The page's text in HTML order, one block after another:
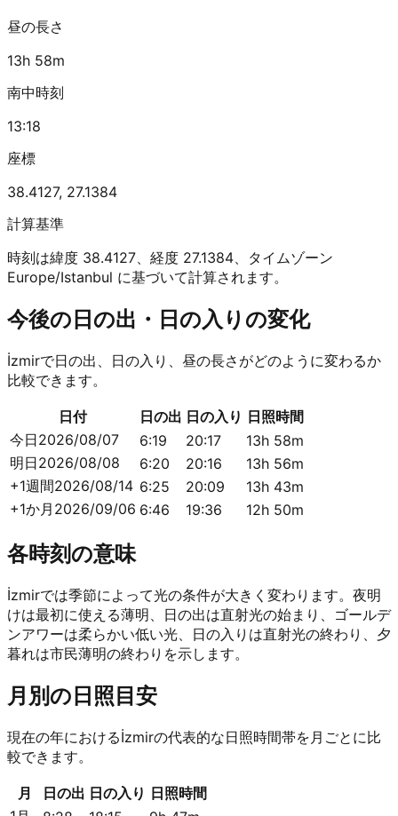
昼の長さ
13h 58m
南中時刻
13:18
座標
38.4127, 27.1384
計算基準
時刻は緯度 38.4127、経度 27.1384、タイムゾーン
Europe/Istanbul に基づいて計算されます。
今後の日の出・日の入りの変化
İzmirで日の出、日の入り、昼の長さがどのように変わるか
比較できます。
日付 日の出 日の入り 日照時間
今日2026/08/07 6:19 20:17
13h 58m
明日2026/08/08 6:20 20:16
13h 56m
+1週間2026/08/14 6:25 20:09
13h 43m
+1か月 2026/09/06 6:46 19:36 12h 50m
各時刻の意味
İzmirでは季節によって光の条件が大きく変わります。夜明
けは最初に使える薄明、日の出は直射光の始まり、ゴールデ
ンアワーは柔らかい低い光、日の入りは直射光の終わり、夕
暮れは市民薄明の終わりを示します。
月別の日照目安
現在の年におけるİzmirの代表的な日照時間帯を月ごとに比
較できます。
月 日の出 日の入り 日照時間